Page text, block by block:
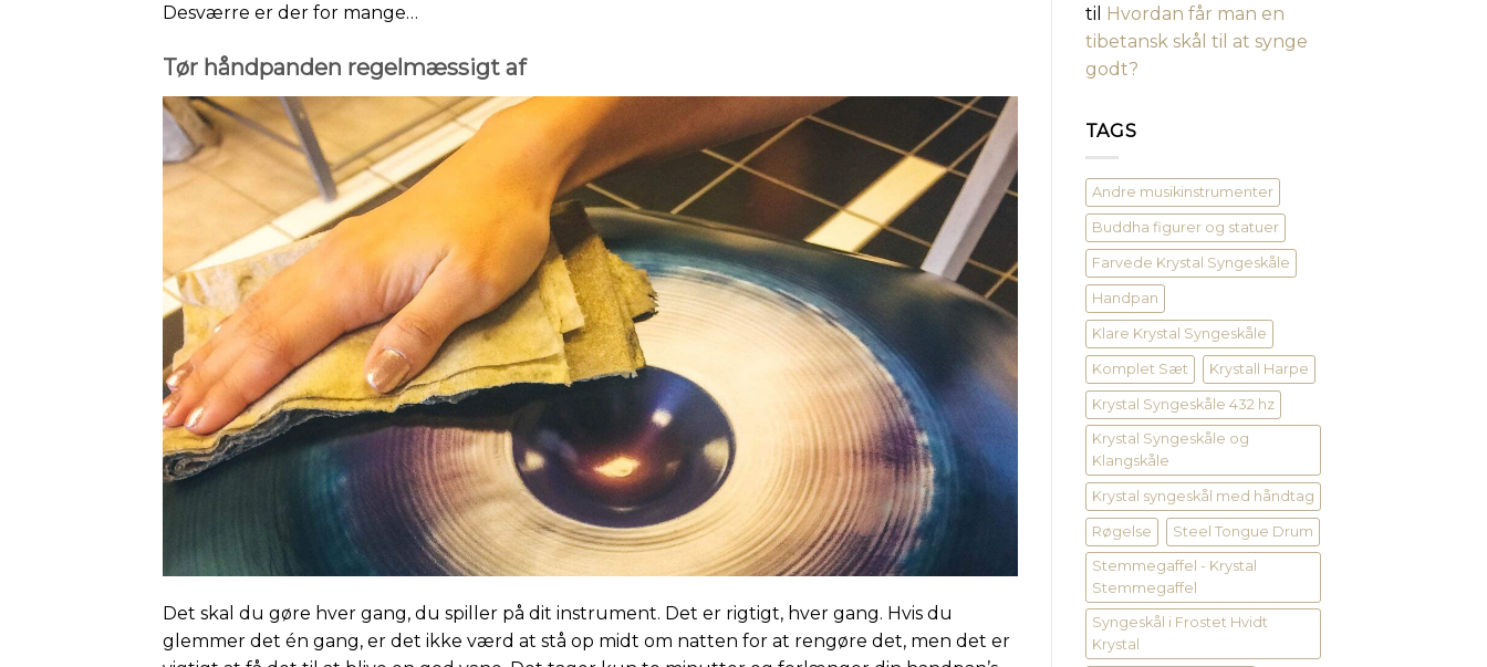
Desværre er der for mange…
Tør håndpanden regelmæssigt af
Det skal du gøre hver gang, du spiller på dit instrument. Det er rigtigt, hver gang. Hvis du
glemmer det én gang, er det ikke værd at stå op midt om natten for at rengøre det, men det er
til Hvordan får man en
tibetansk skål til at synge
godt?
TAGS
Andre musikinstrumenter
Buddha figurer og statuer
Farvede Krystal Syngeskåle
Handpan
Klare Krystal Syngeskåle
Komplet Sæt Krystall Harpe
Krystal Syngeskåle 432 hz
Krystal Syngeskåle og
Klangskåle
Krystal syngeskål med håndtag
Røgelse Steel Tongue Drum
Stemmegaffel - Krystal
Stemmegaffel
Syngeskål i Frostet Hvidt
Krystal